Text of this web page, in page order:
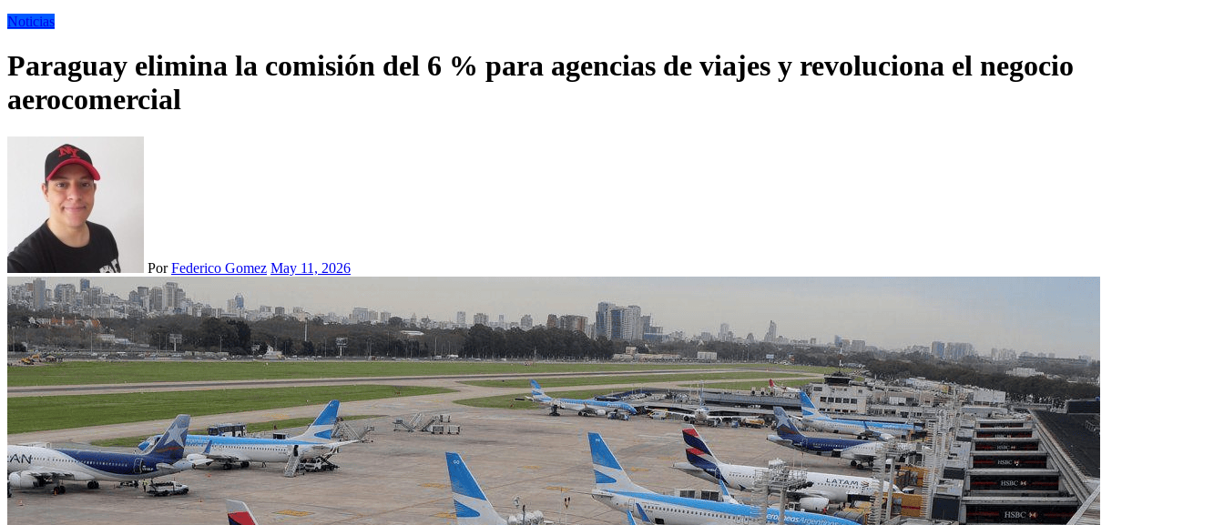
Noticias
Paraguay elimina la comisión del 6 % para agencias de viajes y revoluciona el negocio
aerocomercial
PorFederico Gomez May 11, 2026